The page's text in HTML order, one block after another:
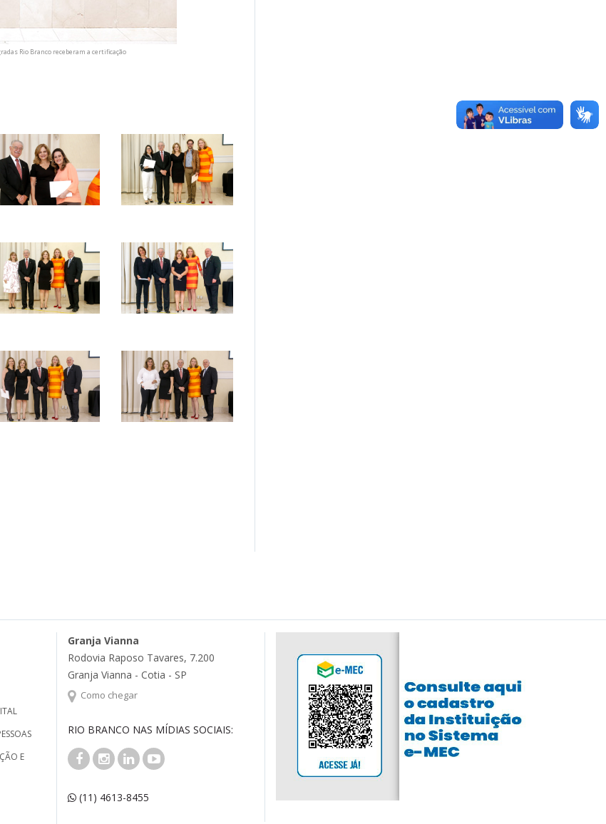
Rio Branco receberam a certificação
E
Granja Vianna
Rodovia Raposo Tavares, 7.200
Granja Vianna - Cotia - SP
Como chegar
RIO BRANCO NAS MÍDIAS SOCIAIS:
(11) 4613-8455